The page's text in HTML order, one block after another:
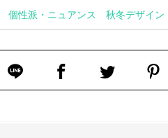
個性派・ニュアンス 秋冬デザイン